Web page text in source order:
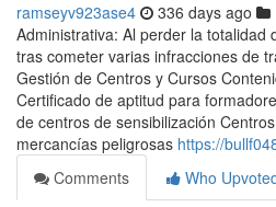
ramseyv923ase4 336 days ago
Administrativa: Al perder la totalidad
tras cometer varias infracciones de
Gestión de Centros y Cursos
Certificado de aptitud para
de centros de sensibilización
mercancías peligrosas https://
Comments
Who